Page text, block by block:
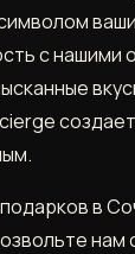
с
в
нам